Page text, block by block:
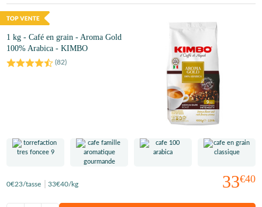
1 kg - Café en grain - Aroma Gold
100% Arabica - KIMBO
(82)
33€40
0€23/tasse 33€40/kg